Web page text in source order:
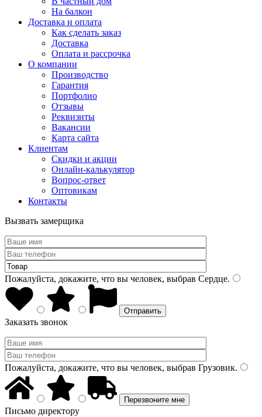
На балкон
Доставка и оплата
Как сделать заказ
Доставка
Оплата и рассрочка
О компании
Производство
Гарантия
Портфолио
Отзывы
Реквизиты
Вакансии
Карта сайта
Клиентам
Скидки и акции
Онлайн-калькулятор
Вопрос-ответ
Оптовикам
Контакты
Вызвать замерщика
Пожалуйста, докажите, что вы человек, выбрав Сердце.
Заказать звонок
Пожалуйста, докажите, что вы человек, выбрав Грузовик.
Письмо директору